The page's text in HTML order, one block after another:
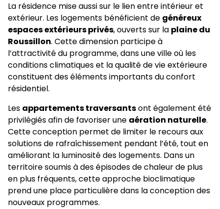
La résidence mise aussi sur le lien entre intérieur et
extérieur. Les logements bénéficient de généreux
espaces extérieurs privés, ouverts sur la plaine du
Roussillon. Cette dimension participe à
l’attractivité du programme, dans une ville où les
conditions climatiques et la qualité de vie extérieure
constituent des éléments importants du confort
résidentiel.
Les appartements traversantsont également été
privilégiés afin de favoriser une aération naturelle.
Cette conception permet de limiter le recours aux
solutions de rafraîchissement pendant l’été, tout en
améliorant la luminosité des logements. Dans un
territoire soumis à des épisodes de chaleur de plus
en plus fréquents, cette approche bioclimatique
prend une place particulière dans la conception des
nouveaux programmes.